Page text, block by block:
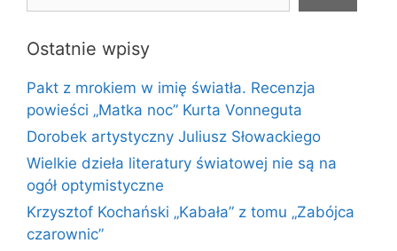
Ostatnie wpisy
Pakt z mrokiem w imię światła. Recenzja
powieści „Matka noc” Kurta Vonneguta
Dorobek artystyczny Juliusz Słowackiego
Wielkie dzieła literatury światowej nie są na
ogół optymistyczne
Krzysztof Kochański „Kabała” z tomu „Zabójca
czarownic”